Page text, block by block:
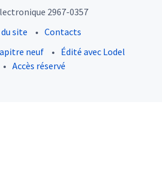
2967-0357
site
Contacts
neuf
Édité avec Lodel
Accès réservé